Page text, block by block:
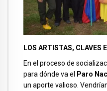
LOS ARTISTAS, CLAVES
En el proceso de
para dónde va el
Paro
un aporte valioso.